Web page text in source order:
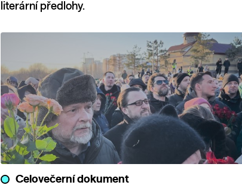
literární předlohy.
Celovečerní dokument